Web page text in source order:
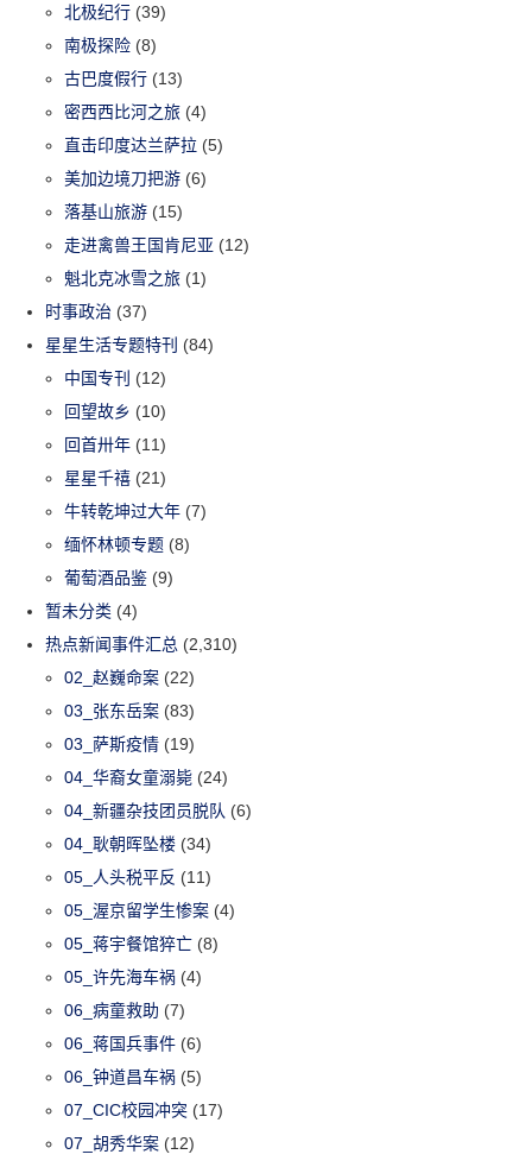
北极纪行 (39)
南极探险 (8)
古巴度假行 (13)
密西西比河之旅 (4)
直击印度达兰萨拉 (5)
美加边境刀把游 (6)
落基山旅游 (15)
走进禽兽王国肯尼亚 (12)
魁北克冰雪之旅 (1)
时事政治 (37)
星星生活专题特刊 (84)
中国专刊 (12)
回望故乡 (10)
回首卅年 (11)
星星千禧 (21)
牛转乾坤过大年 (7)
缅怀林顿专题 (8)
葡萄酒品鉴 (9)
暂未分类 (4)
热点新闻事件汇总 (2,310)
02_赵巍命案 (22)
03_张东岳案 (83)
03_萨斯疫情 (19)
04_华裔女童溺毙 (24)
04_新疆杂技团员脱队 (6)
04_耿朝晖坠楼 (34)
05_人头税平反 (11)
05_渥京留学生惨案 (4)
05_蒋宇餐馆猝亡 (8)
05_许先海车祸 (4)
06_病童救助 (7)
06_蒋国兵事件 (6)
06_钟道昌车祸 (5)
07_CIC校园冲突 (17)
07_胡秀华案 (12)